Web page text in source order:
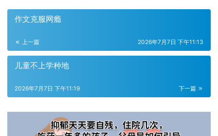
作文克服网瘾
上一篇 2026年7月7日 下午11:13
儿童不上学种地
下一篇
2026年7月7日 下午11:19